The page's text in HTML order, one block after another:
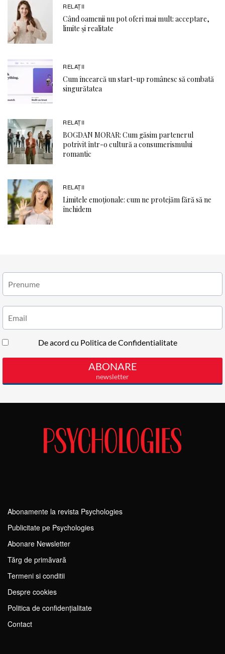
RELAŢII
Când oamenii nu pot oferi mai mult: acceptare,
limite și realitate
RELAŢII
Cum încearcă un start-up românesc să combată
singurătatea
RELAŢII
BOGDAN MORAR: Cum găsim partenerul
potrivit într-o cultură a consumerismului
romantic
RELAŢII
Limitele emoționale: cum ne protejăm fără să ne
închidem
Abonamente la revista Psychologies
Publicitate pe Psychologies
Abonare Newsletter
Tărg de primăvară
Termeni si conditii
Despre cookies
Politica de confidențialitate
Contact